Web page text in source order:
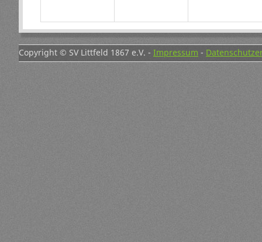
Copyright © SV Littfeld 1867 e.V. - Impressum -